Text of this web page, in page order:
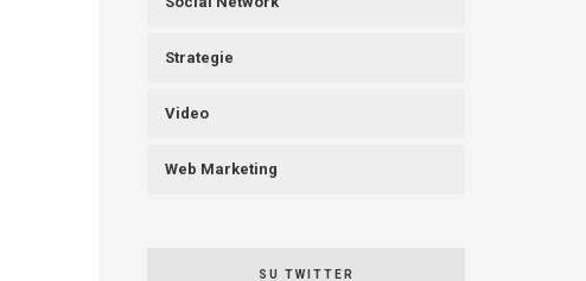
Strategie
Video
Web Marketing
SU TWITTER